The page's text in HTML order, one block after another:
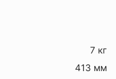
7 кг
413 мм